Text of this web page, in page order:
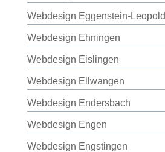
Webdesign Eggenstein-
Webdesign Ehningen
Webdesign Eislingen
Webdesign Ellwangen
Webdesign Endersbach
Webdesign Engen
Webdesign Engstingen